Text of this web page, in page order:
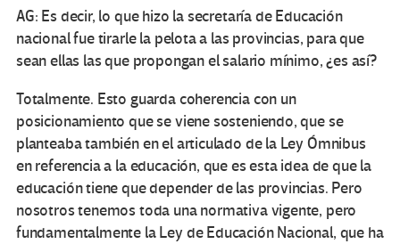
AG: Es decir, lo que hizo la secretaría de Educación
nacional fue tirarle la pelota a las provincias, para que
sean ellas las que propongan el salario mínimo, ¿es así?
Totalmente. Esto guarda coherencia con un
posicionamiento que se viene sosteniendo, que se
planteaba también en el articulado de la Ley Ómnibus
en referencia a la educación, que es esta idea de que la
educación tiene que depender de las provincias. Pero
nosotros tenemos toda una normativa vigente, pero
fundamentalmente la Ley de Educación Nacional, que ha